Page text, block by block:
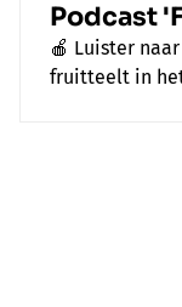
Podcast
🍎 Luister
fruitteelt in